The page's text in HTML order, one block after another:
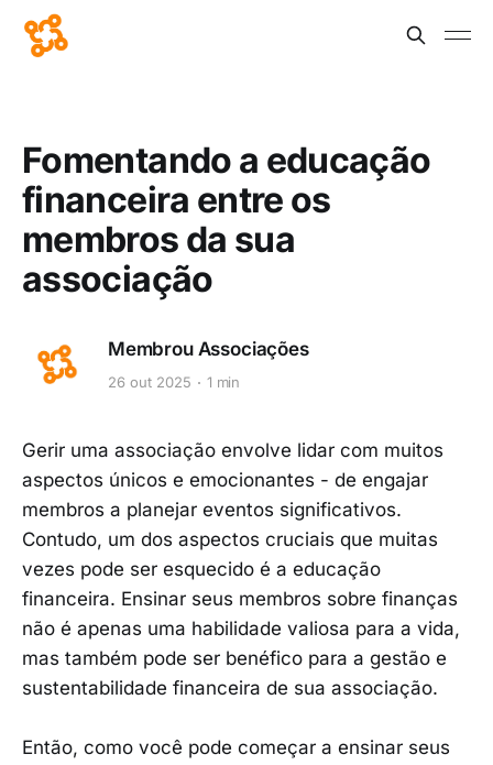
Fomentando a educação
financeira entre os
membros da sua
associação
Membrou Associações
26 out 2025 1 min
Gerir uma associação envolve lidar com muitos
aspectos únicos e emocionantes - de engajar
membros a planejar eventos significativos.
Contudo, um dos aspectos cruciais que muitas
vezes pode ser esquecido é a educação
financeira. Ensinar seus membros sobre finanças
não é apenas uma habilidade valiosa para a vida,
mas também pode ser benéfico para a gestão e
sustentabilidade financeira de sua associação.
Então, como você pode começar a ensinar seus